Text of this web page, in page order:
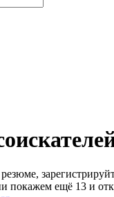
покажем ещё 13 и